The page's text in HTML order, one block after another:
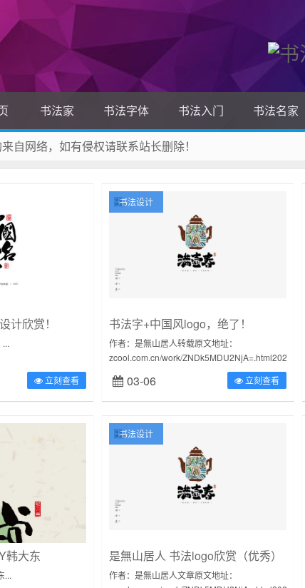
书法家 书法字体 书法入门 书法名家
自网络，如有侵权请联系站长删除！
常有看点，那么赶紧使用Ctrl+D 收藏吧
计欣赏！
立刻查看
书法设计
书法字+中国风logo，绝了！
作者：是無山居人转载原文地址：
zcool.com.cn/work/ZNDk5MDU2NjA=.html2020@
总结弹指一挥间有疫情有奋斗有遗憾－＋－...
03-06 立刻查看
韩大东
...
书法设计
是無山居人 书法logo欣赏（优秀）
作者：是無山居人文章原文地址：